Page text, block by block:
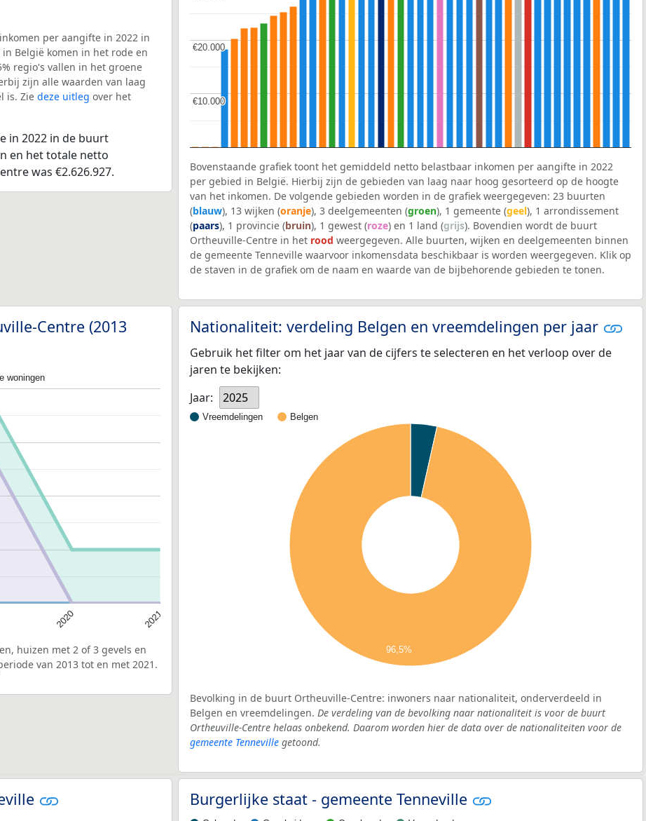
per aangifte in 2022 in
België komen in het rode en
regio's vallen in het groene
zijn alle waarden van laag
is. Zie deze uitleg over het
in 2022 in de buurt
en het totale netto
was €2.626.927.
€10.000
€10.000
€20.000
€20.000
Bovenstaande grafiek toont het gemiddeld netto belastbaar inkomen per aangifte in 2022
per gebied in België. Hierbij zijn de gebieden van laag naar hoog gesorteerd op de hoogte
van het inkomen. De volgende gebieden worden in de grafiek weergegeven: 23 buurten
(blauw), 13 wijken (oranje), 3 deelgemeenten (groen), 1 gemeente (geel), 1 arrondissement
(paars), 1 provincie (bruin), 1 gewest (roze) en 1 land (grijs). Bovendien wordt de buurt
Ortheuville-Centre in het rood weergegeven. Alle buurten, wijken en deelgemeenten binnen
de gemeente Tenneville waarvoor inkomensdata beschikbaar is worden weergegeven. Klik op
de staven in de grafiek om de naam en waarde van de bijbehorende gebieden te tonen.
Centre (2013
woningen
2020 2021
huizen met 2 of 3 gevels en
van 2013 tot en met 2021.
Nationaliteit: verdeling Belgen en vreemdelingen per jaar
Gebruik het filter om het jaar van de cijfers te selecteren en het verloop over de
jaren te bekijken:
Jaar:
2025
Vreemdelingen Belgen
96,5%
Bevolking in de buurt Ortheuville-Centre: inwoners naar nationaliteit, onderverdeeld in
Belgen en vreemdelingen. De verdeling van de bevolking naar nationaliteit is voor de buurt
Ortheuville-Centre helaas onbekend. Daarom worden hier de data over de nationaliteiten voor de
gemeente Tenneville getoond.
Burgerlijke staat - gemeente Tenneville